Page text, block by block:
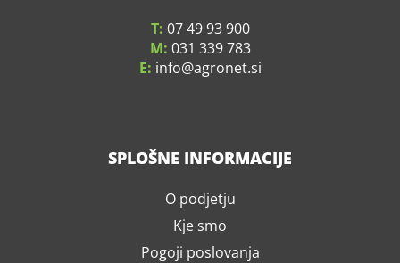
T: 07 49 93 900
M: 031 339 783
E: info agronet.si
SPLOŠNE INFORMACIJE
O podjetju
Kje smo
Pogoji poslovanja